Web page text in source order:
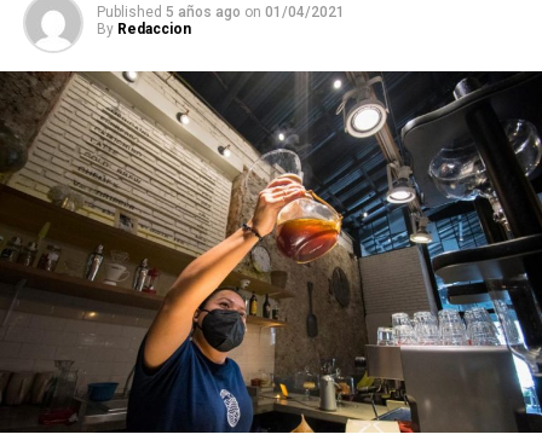
Published 5 años ago on 01/04/2021
By Redaccion